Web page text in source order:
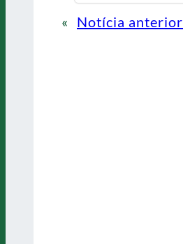
« Notícia anterior